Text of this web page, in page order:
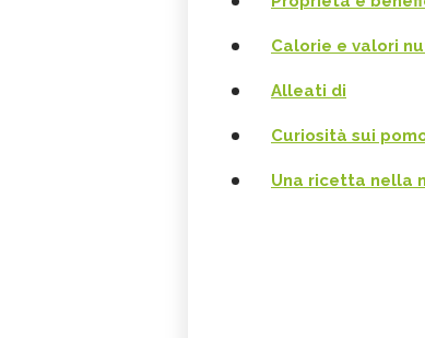
Calorie e valori
Alleati di
Curiosità sui
Una ricetta nella